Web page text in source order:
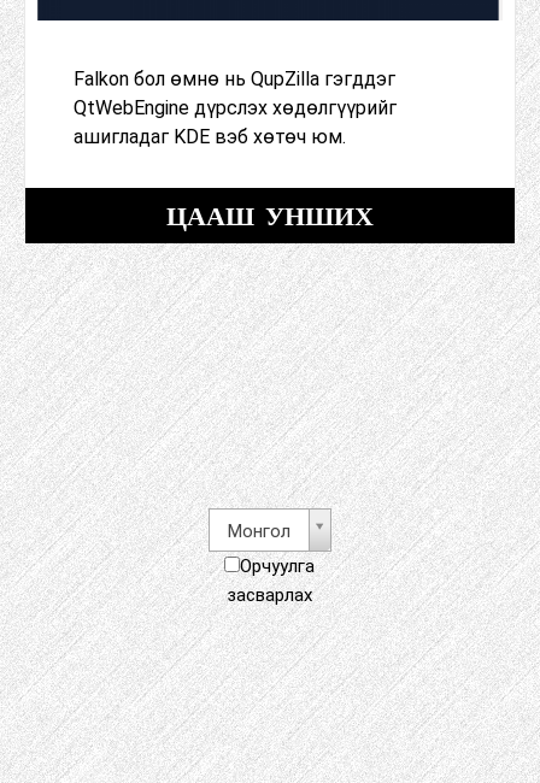
Falkon бол өмнө нь QupZilla гэгддэг
QtWebEngine дүрслэх хөдөлгүүрийг
ашигладаг KDE вэб хөтөч юм.
ЦААШ УНШИХ
Монгол
Орчуулга
засварлах